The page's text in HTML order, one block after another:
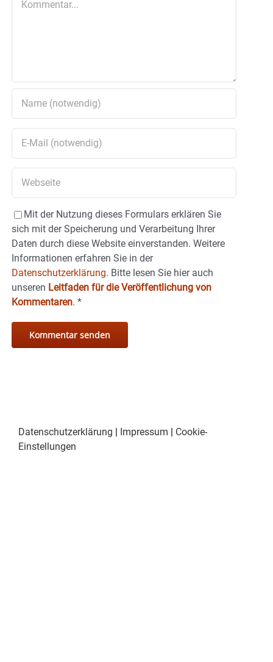
Mit der Nutzung dieses Formulars erklären Sie
sich mit der Speicherung und Verarbeitung Ihrer
Daten durch diese Website einverstanden. Weitere
Informationen erfahren Sie in der
Datenschutzerklärung. Bitte lesen Sie hier auch
unseren Leitfaden für die Veröffentlichung von
Kommentaren. *
Datenschutzerklärung | Impressum | Cookie-
Einstellungen